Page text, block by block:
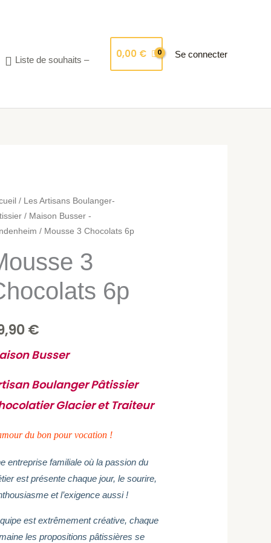
Liste de souhaits – 0,00 € Se connecter
/ Les Artisans Boulanger-
/ Maison Busser -
/ Mousse 3 Chocolats 6p
3
6p
€
Busser
Boulanger Pâtissier
Glacier et Traiteur
du bon pour vocation !
entreprise familiale où la passion du
est présente chaque jour, le sourire,
et l’exigence aussi !
est extrêmement créative, chaque
les propositions pâtissières se